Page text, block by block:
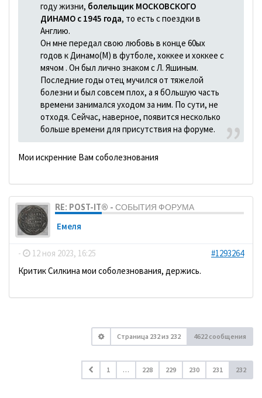
году жизни, болельщик МОСКОВСКОГО
ДИНАМО с 1945 года, то есть с поездки в
Англию.
Он мне передал свою любовь в конце 60ых
годов к Динамо(М) в футболе, хоккее и хоккее с
мячом . Он был лично знаком с Л. Яшиным.
Последние годы отец мучился от тяжелой
болезни и был совсем плох, а я бОльшую часть
времени занимался уходом за ним. По сути, не
отходя. Сейчас, наверное, появится несколько
больше времени для присутствия на форуме.
Мои искренние Вам соболезнования
RE: POST-IT® - СОБЫТИЯ ФОРУМА
Емеля
- 12 ноя 2023, 16:25
#1293264
Критик Силкина мои соболезнования, держись.
Страница 232из 232 4622 сообщения
1 … 228 229 230 231 232